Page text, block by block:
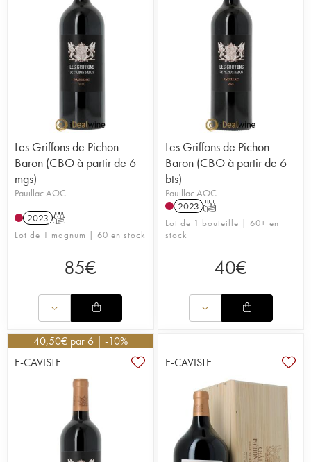
Les Griffons de Pichon
Baron (CBO à partir de 6
mgs)
Pauillac AOC
2023 T
Lot de 1 magnum | 60 en stock
85€
Les Griffons de Pichon
Baron (CBO à partir de 6
bts)
Pauillac AOC
2023 T
Lot de 1 bouteille | 60+ en
stock
40€
40,50€ par 6 | -10%
E-CAVISTE
E-CAVISTE